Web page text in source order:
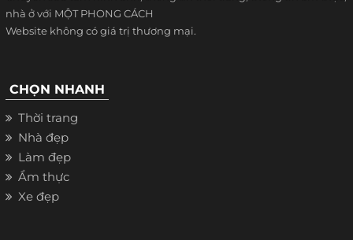
nhà ở với MỘT PHONG CÁCH
Website không có giá trị thương mại.
CHỌN NHANH
Thời trang
Nhà đẹp
Làm đẹp
Ẩm thực
Xe đẹp